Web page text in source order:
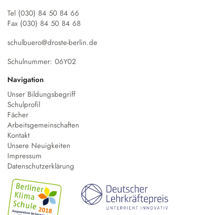
Tel (030) 84 50 84 66
Fax (030) 84 50 84 68
schulbuero@droste-berlin.de
Schulnummer: 06Y02
Navigation
Unser Bildungsbegriff
Schulprofil
Fächer
Arbeitsgemeinschaften
Kontakt
Unsere Neuigkeiten
Impressum
Datenschutzerklärung